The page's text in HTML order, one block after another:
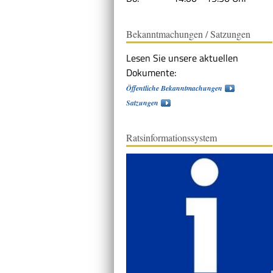
Bekanntmachungen / Satzungen
Lesen Sie unsere aktuellen
Dokumente:
Öffentliche Bekanntmachungen
Satzungen
Ratsinformationssystem